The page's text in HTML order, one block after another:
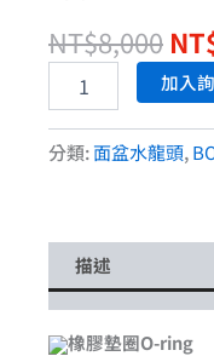
NT$8,000
加入
分類:面盆水龍頭,
描述
橡膠墊圈O-ring